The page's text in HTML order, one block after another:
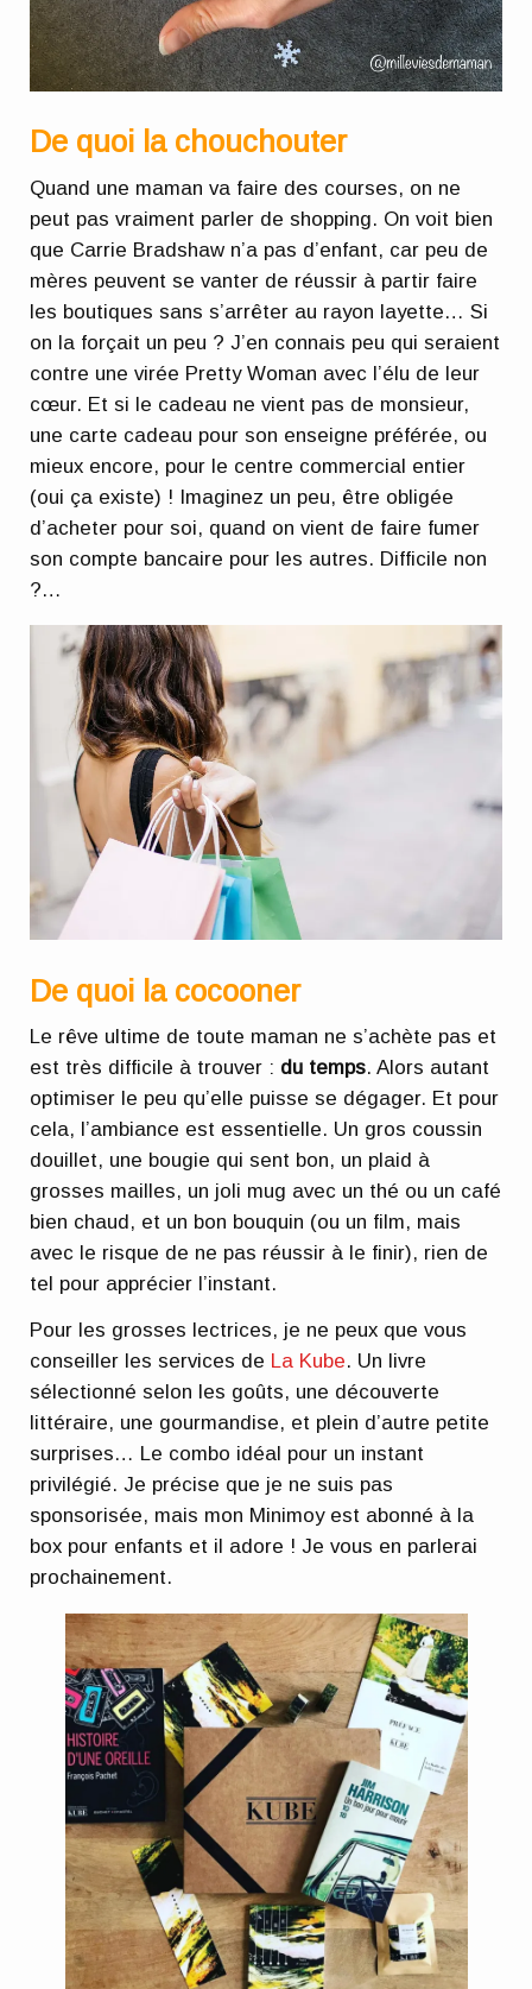
De quoi la chouchouter
Quand une maman va faire des courses, on ne
peut pas vraiment parler de shopping. On voit bien
que Carrie Bradshaw n’a pas d’enfant, car peu de
mères peuvent se vanter de réussir à partir faire
les boutiques sans s’arrêter au rayon layette… Si
on la forçait un peu ? J’en connais peu qui seraient
contre une virée Pretty Woman avec l’élu de leur
cœur. Et si le cadeau ne vient pas de monsieur,
une carte cadeau pour son enseigne préférée, ou
mieux encore, pour le centre commercial entier
(oui ça existe) ! Imaginez un peu, être obligée
d’acheter pour soi, quand on vient de faire fumer
son compte bancaire pour les autres. Difficile non
?…
De quoi la cocooner
Le rêve ultime de toute maman ne s’achète pas et
est très difficile à trouver : du temps. Alors autant
optimiser le peu qu’elle puisse se dégager. Et pour
cela, l’ambiance est essentielle. Un gros coussin
douillet, une bougie qui sent bon, un plaid à
grosses mailles, un joli mug avec un thé ou un café
bien chaud, et un bon bouquin (ou un film, mais
avec le risque de ne pas réussir à le finir), rien de
tel pour apprécier l’instant.
Pour les grosses lectrices, je ne peux que vous
conseiller les services de La Kube. Un livre
sélectionné selon les goûts, une découverte
littéraire, une gourmandise, et plein d’autre petite
surprises… Le combo idéal pour un instant
privilégié. Je précise que je ne suis pas
sponsorisée, mais mon Minimoy est abonné à la
box pour enfants et il adore ! Je vous en parlerai
prochainement.